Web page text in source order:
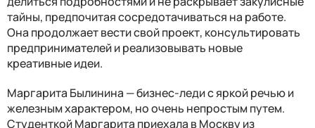
тайны, предпочитая сосредотачиваться на работе.
Она продолжает вести свой проект, консультировать
предпринимателей и реализовывать новые
креативные идеи.
Маргарита Былинина — бизнес-леди с яркой речью и
железным характером, но очень непростым путем.
Студенткой Маргарита приехала в Москву из